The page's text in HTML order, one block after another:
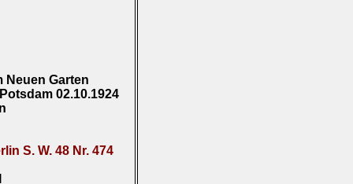
Neuen Garten
02.10.1924
S. W. 48 Nr. 474